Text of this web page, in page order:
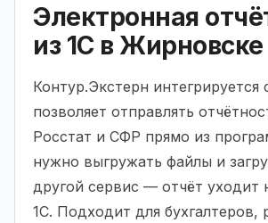
Электронная
из 1С в Жирновске
Контур.Экстерн интегрируется
позволяет отправлять
Росстат и СФР прямо из
нужно выгружать файлы и
другой сервис — отчёт уходит
1С. Подходит для бухгалтеров,